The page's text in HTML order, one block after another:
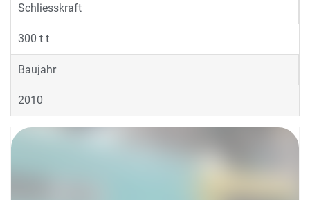
Schliesskraft
300 t t
Baujahr
2010